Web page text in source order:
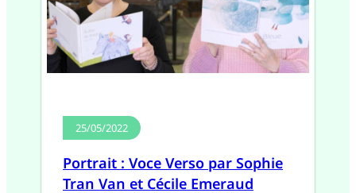
25/05/2022
Portrait : Voce Verso par Sophie
Tran Van et Cécile Emeraud